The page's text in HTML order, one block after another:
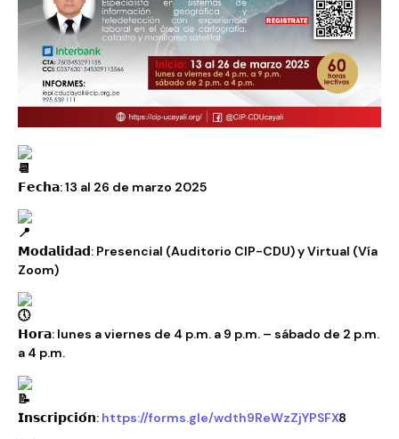
𝗙𝗲𝗰𝗵𝗮: 13 al 26 de marzo 2025
𝗠𝗼𝗱𝗮𝗹𝗶𝗱𝗮𝗱: Presencial (Auditorio CIP-CDU) y Virtual (Vía
Zoom)
𝗛𝗼𝗿𝗮: lunes a viernes de 4 p.m. a 9 p.m. – sábado de 2 p.m.
a 4 p.m.
𝗜𝗻𝘀𝗰𝗿𝗶𝗽𝗰𝗶𝗼́𝗻: https://forms.gle/wdth9ReWzZjYPSFX8